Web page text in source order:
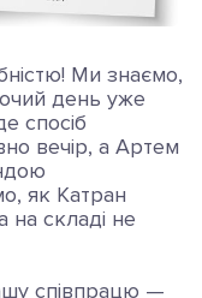
Ми знаємо,
день уже
спосіб
вечір, а Артем
як Катран
на складі не
співпрацю —